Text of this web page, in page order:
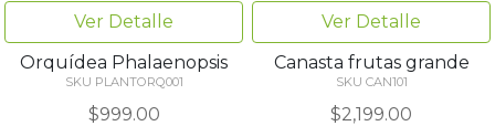
Ver Detalle
Orquídea Phalaenopsis
SKU PLANTORQ001
$999.00
Ver Detalle
Canasta frutas grande
SKU CAN101
$2,199.00